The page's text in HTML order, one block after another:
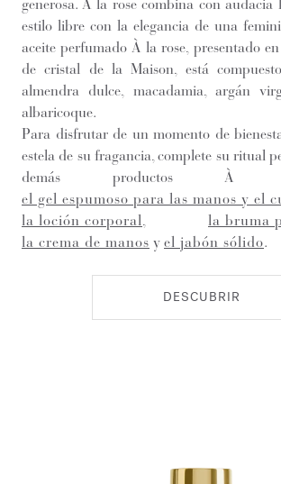
generosa. À la rose combina con
estilo libre con la elegancia de una
aceite perfumado À la rose, presentado
de cristal de la Maison, está
almendra dulce, macadamia, argán
albaricoque.
Para disfrutar de un momento de
estela de su fragancia, complete su ritual
demás productos À
el gel espumoso para las manos y el
la loción corporal
la bruma
la crema de manos y el jabón sólido.
DESCUBRIR